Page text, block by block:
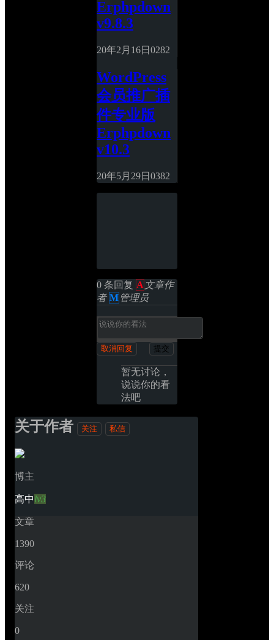
Erphpdown
v9.8.3
20年2月16日 0282
WordPress
会员推广插
件专业版
Erphpdown
v10.3
20年5月29日 0382
0 条回复 A 文章作
者 M 管理员
取消回复 提交
暂无讨论，
说说你的看
法吧
关于作者 关注 私信
博主
高中lv3
文章
1390
评论
620
关注
0